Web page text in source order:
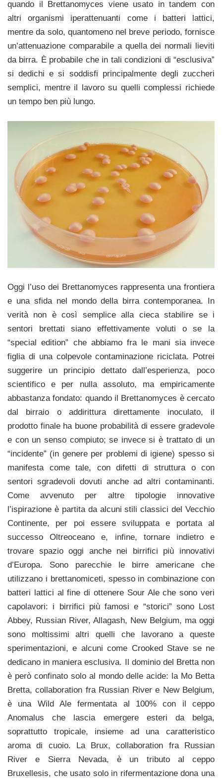
quando il Brettanomyces viene usato in tandem con
altri organismi iperattenuanti come i batteri lattici,
mentre da solo, quantomeno nel breve periodo, fornisce
un’attenuazione comparabile a quella dei normali lieviti
da birra. È probabile che in tali condizioni di “esclusiva”
si dedichi e si soddisfi principalmente degli zuccheri
semplici, mentre il lavoro su quelli complessi richiede
un tempo ben più lungo.
Oggi l’uso dei Brettanomyces rappresenta una frontiera
e una sfida nel mondo della birra contemporanea. In
verità non è così semplice alla cieca stabilire se i
sentori brettati siano effettivamente voluti o se la
“special edition” che abbiamo fra le mani sia invece
figlia di una colpevole contaminazione riciclata. Potrei
suggerire un principio dettato dall’esperienza, poco
scientifico e per nulla assoluto, ma empiricamente
abbastanza fondato: quando il Brettanomyces è cercato
dal birraio o addirittura direttamente inoculato, il
prodotto finale ha buone probabilità di essere gradevole
e con un senso compiuto; se invece si è trattato di un
“incidente” (in genere per problemi di igiene) spesso si
manifesta come tale, con difetti di struttura o con
sentori sgradevoli dovuti anche ad altri contaminanti.
Come avvenuto per altre tipologie innovative
l’ispirazione è partita da alcuni stili classici del Vecchio
Continente, per poi essere sviluppata e portata al
successo Oltreoceano e, infine, tornare indietro e
trovare spazio oggi anche nei birrifici più innovativi
d’Europa. Sono parecchie le birre americane che
utilizzano i brettanomiceti, spesso in combinazione con
batteri lattici al fine di ottenere Sour Ale che sono veri
capolavori: i birrifici più famosi e “storici” sono Lost
Abbey, Russian River, Allagash, New Belgium, ma oggi
sono moltissimi altri quelli che lavorano a queste
sperimentazioni, e alcuni come Crooked Stave se ne
dedicano in maniera esclusiva. Il dominio del Bretta non
è però confinato solo al mondo delle acide: la Mo Betta
Bretta, collaboration fra Russian River e New Belgium,
è una Wild Ale fermentata al 100% con il ceppo
Anomalus che lascia emergere esteri da belga,
soprattutto tropicale, insieme ad una caratteristico
aroma di cuoio. La Brux, collaboration fra Russian
River e Sierra Nevada, è un tributo al ceppo
Bruxellesis, che usato solo in rifermentazione dona una